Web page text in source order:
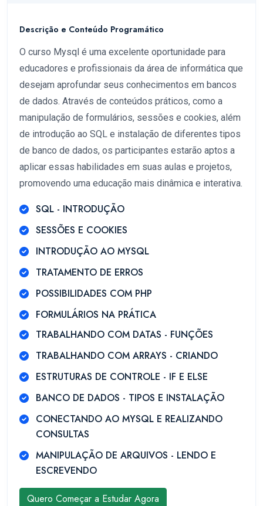
Descrição e Conteúdo Programático
O curso Mysql é uma excelente oportunidade para
educadores e profissionais da área de informática que
desejam aprofundar seus conhecimentos em bancos
de dados. Através de conteúdos práticos, como a
manipulação de formulários, sessões e cookies, além
de introdução ao SQL e instalação de diferentes tipos
de banco de dados, os participantes estarão aptos a
aplicar essas habilidades em suas aulas e projetos,
promovendo uma educação mais dinâmica e interativa.
SQL - INTRODUÇÃO
SESSÕES E COOKIES
INTRODUÇÃO AO MYSQL
TRATAMENTO DE ERROS
POSSIBILIDADES COM PHP
FORMULÁRIOS NA PRÁTICA
TRABALHANDO COM DATAS - FUNÇÕES
TRABALHANDO COM ARRAYS - CRIANDO
ESTRUTURAS DE CONTROLE - IF E ELSE
BANCO DE DADOS - TIPOS E INSTALAÇÃO
CONECTANDO AO MYSQL E REALIZANDO
CONSULTAS
MANIPULAÇÃO DE ARQUIVOS - LENDO E
ESCREVENDO
Quero Começar a Estudar Agora